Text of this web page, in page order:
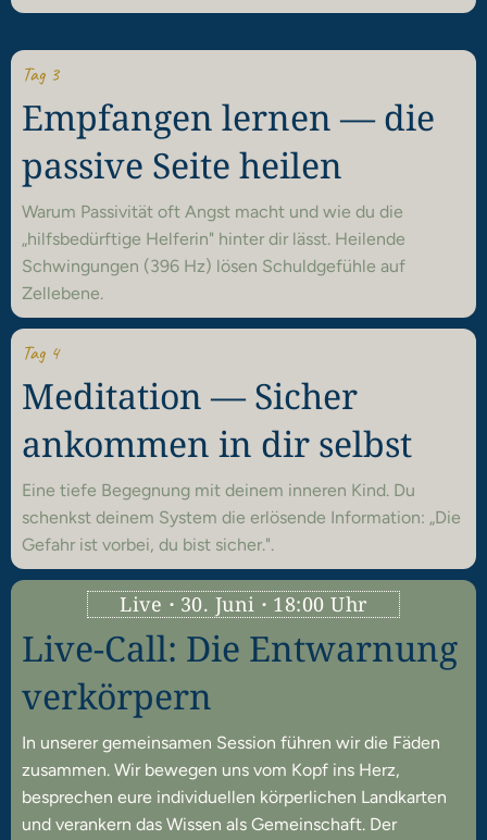
Tag 3
Empfangen lernen — die
passive Seite heilen
Warum Passivität oft Angst macht und wie du die
„hilfsbedürftige Helferin" hinter dir lässt. Heilende
Schwingungen (396 Hz) lösen Schuldgefühle auf
Zellebene.
Tag 4
Meditation — Sicher
ankommen in dir selbst
Eine tiefe Begegnung mit deinem inneren Kind. Du
schenkst deinem System die erlösende Information: „Die
Gefahr ist vorbei, du bist sicher.".
Live · 30. Juni · 18:00 Uhr
Live-Call: Die Entwarnung
verkörpern
In unserer gemeinsamen Session führen wir die Fäden
zusammen. Wir bewegen uns vom Kopf ins Herz,
besprechen eure individuellen körperlichen Landkarten
und verankern das Wissen als Gemeinschaft. Der